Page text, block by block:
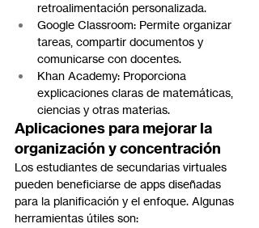
retroalimentación personalizada.
Google Classroom: Permite organizar
tareas, compartir documentos y
comunicarse con docentes.
Khan Academy: Proporciona
explicaciones claras de matemáticas,
ciencias y otras materias.
Aplicaciones para mejorar la
organización y concentración
Los estudiantes de secundarias virtuales
pueden beneficiarse de apps diseñadas
para la planificación y el enfoque. Algunas
herramientas útiles son: